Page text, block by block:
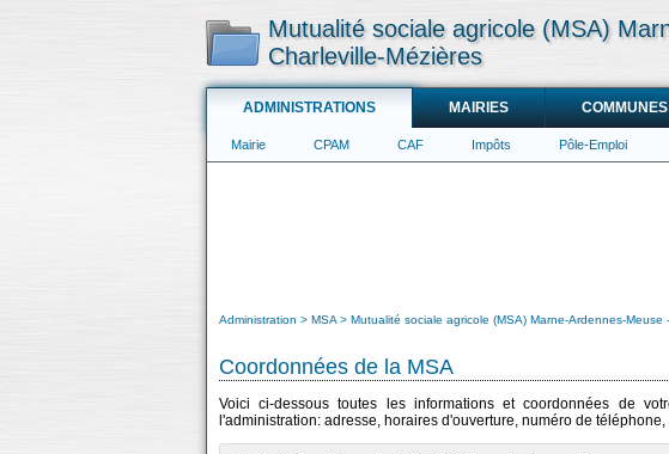
Mutualité sociale agricole (MSA)
Charleville-Mézières
ADMINISTRATIONS MAIRIES COMMUNES
Mairie CPAM CAF Impôts Pôle-Emploi
Administration MSA Mutualité sociale agricole (MSA) Marne-Ardennes-Meuse
Coordonnées de la MSA
Voici ci-dessous toutes les informations et coordonnées de
l'administration: adresse, horaires d'ouverture, numéro de